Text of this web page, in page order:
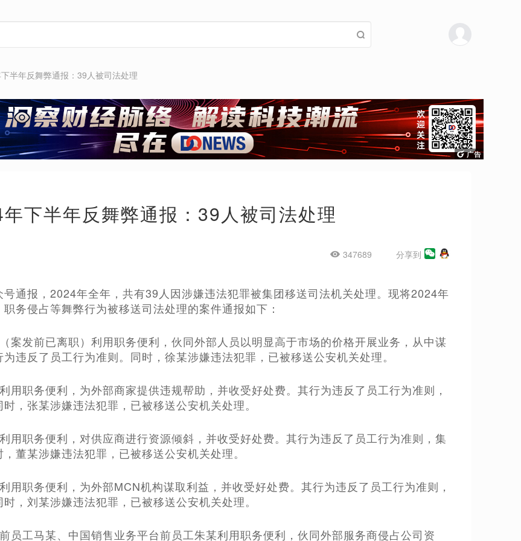
半年反舞弊通报：39人被司法处理
下半年反舞弊通报：39人被司法处理
347689 分享到
通报，2024年全年，共有39人因涉嫌违法犯罪被集团移送司法机关处理。现将2024年
务侵占等舞弊行为被移送司法处理的案件通报如下：
案发前已离职）利用职务便利，伙同外部人员以明显高于市场的价格开展业务，从中谋
违反了员工行为准则。同时，徐某涉嫌违法犯罪，已被移送公安机关处理。
用职务便利，为外部商家提供违规帮助，并收受好处费。其行为违反了员工行为准则，
，张某涉嫌违法犯罪，已被移送公安机关处理。
用职务便利，对供应商进行资源倾斜，并收受好处费。其行为违反了员工行为准则，集
董某涉嫌违法犯罪，已被移送公安机关处理。
用职务便利，为外部MCN机构谋取利益，并收受好处费。其行为违反了员工行为准则，
，刘某涉嫌违法犯罪，已被移送公安机关处理。
员工马某、中国销售业务平台前员工朱某利用职务便利，伙同外部服务商侵占公司资